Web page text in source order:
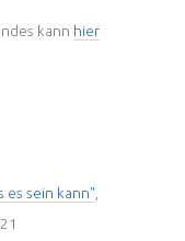
kann hier
es sein kann",